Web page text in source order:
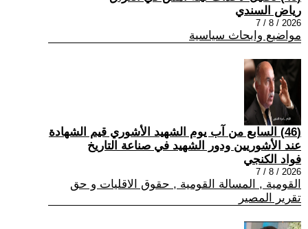
رياض السندي
2026 / 8 / 7
مواضيع وابحاث سياسية
(46) السابع من آب يوم الشهيد الأشوري قيم الشهادة
عند الأشوريين ودور الشهيد في صناعة التاريخ
فواد الكنجي
2026 / 8 / 7
القومية , المسالة القومية , حقوق الاقليات و حق
تقرير المصير